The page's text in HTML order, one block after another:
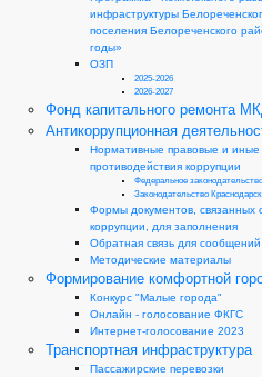
инфраструктуры
поселения Белореченского
годы»
ОЗП
2025-2026
2026-2027
Фонд капитального ремонта
Антикоррупционная
Нормативные правовые и иные
противодействия коррупции
Федеральное законодательство
Законодательство
Формы документов, связанных
коррупции, для заполнения
Обратная связь для
Методические материалы
Формирование комфортной
Конкурс "Малые города"
Онлайн - голосование ФКГС
Интернет-голосование 2023
Транспортная инфраструктура
Пассажирские перевозки